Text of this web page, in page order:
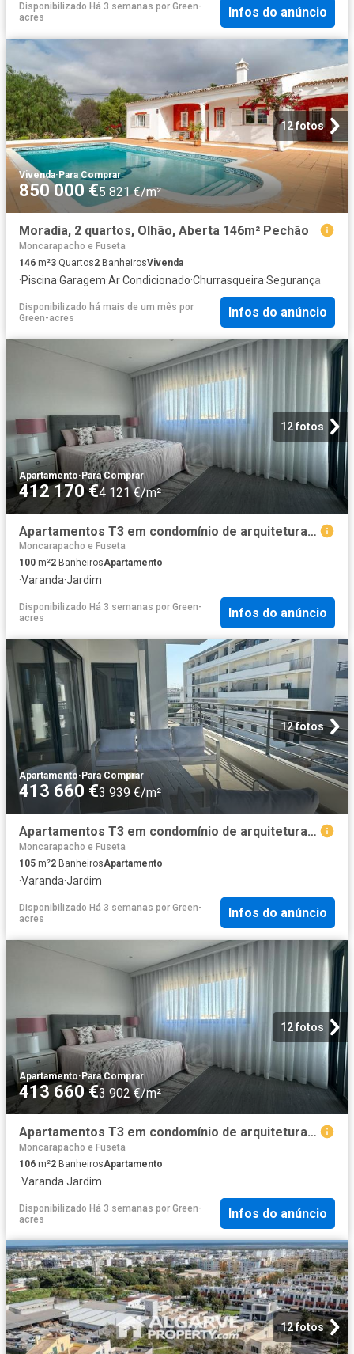
Disponibilizado Há 3 semanas por Green-
acres
Infos do anúncio
12 fotos
Vivenda· Para Comprar
850 000 €5 821 €/m²
Moradia, 2 quartos, Olhão, Aberta 146m² Pechão
Moncarapacho e Fuseta
146 m²3 Quartos2 BanheirosVivenda
·Piscina·Garagem·Ar Condicionado·Churrasqueira·Segurança
Disponibilizado há mais de um mês por
Green-acres
Infos do anúncio
12 fotos
Apartamento·Para Comprar
412 170 €4 121 €/m²
Apartamentos T3 em condomínio de arquitetura moderna em Olhã. 100m² Quelfes
Moncarapacho e Fuseta
100 m²2 BanheirosApartamento
·Varanda·Jardim
Disponibilizado Há 3 semanas por Green-
acres
Infos do anúncio
12 fotos
Apartamento· Para Comprar
413 660 €3 939 €/m²
Apartamentos T3 em condomínio de arquitetura moderna em Olhã. 105m² Quelfes
Moncarapacho e Fuseta
105 m²2 BanheirosApartamento
·Varanda·Jardim
Disponibilizado Há 3 semanas por Green-
acres
Infos do anúncio
12 fotos
Apartamento·Para Comprar
413 660 €3 902 €/m²
Apartamentos T3 em condomínio de arquitetura moderna em Olhã. 106m² Quelfes
Moncarapacho e Fuseta
106 m²2 BanheirosApartamento
·Varanda·Jardim
Disponibilizado Há 3 semanas por Green-
acres
Infos do anúncio
12 fotos